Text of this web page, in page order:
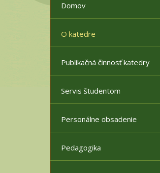
Domov
O katedre
Publikačná činnosť katedry
Servis študentom
Personálne obsadenie
Pedagogika